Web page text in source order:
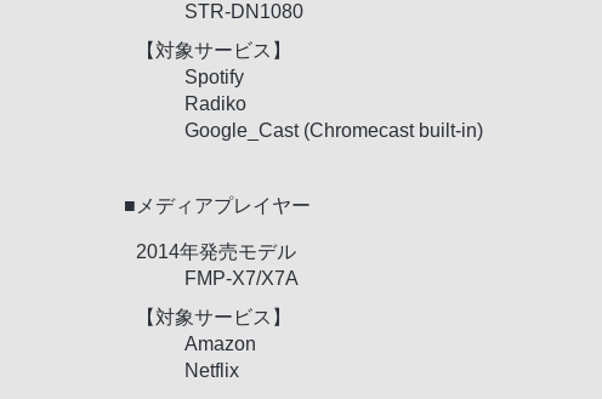
STR-DN1080
【対象サービス】
Spotify
Radiko
Google_Cast (Chromecast built-in)
■メディアプレイヤー
2014年発売モデル
FMP-X7/X7A
【対象サービス】
Amazon
Netflix